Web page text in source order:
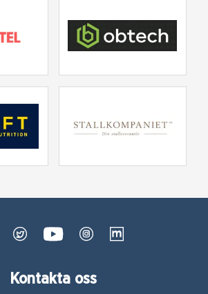
Kontakta oss